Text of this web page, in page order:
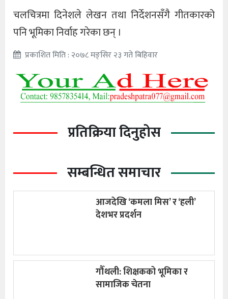
चलचित्रमा दिनेशले लेखन तथा निर्देशनसँगै गीतकारको
पनि भूमिका निर्वाह गरेका छन् ।
प्रकाशित मिति : २०७८ मङ्सिर २३ गते बिहिवार
प्रतिक्रिया दिनुहोस
सम्बन्धित समाचार
आजदेखि ‘कमला मिस’ र ‘हली’
देशभर प्रदर्शन
गौँथली: शिक्षकको भूमिका र
सामाजिक चेतना